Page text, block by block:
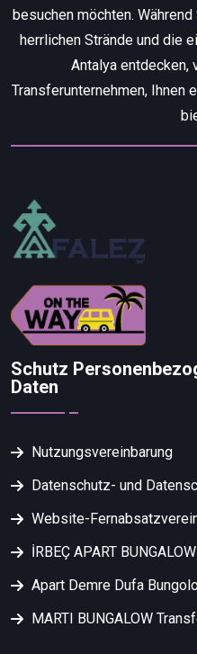
besuchen möchten.
herrlichen Strände und die
Antalya entdecken,
Transferunternehmen, Ihnen
Schutz
Daten
Nutzungsvereinbarung
Datenschutz- und
Website-
İRBEÇ APART
Apart Demre Dufa
MARTI BUNGALOW